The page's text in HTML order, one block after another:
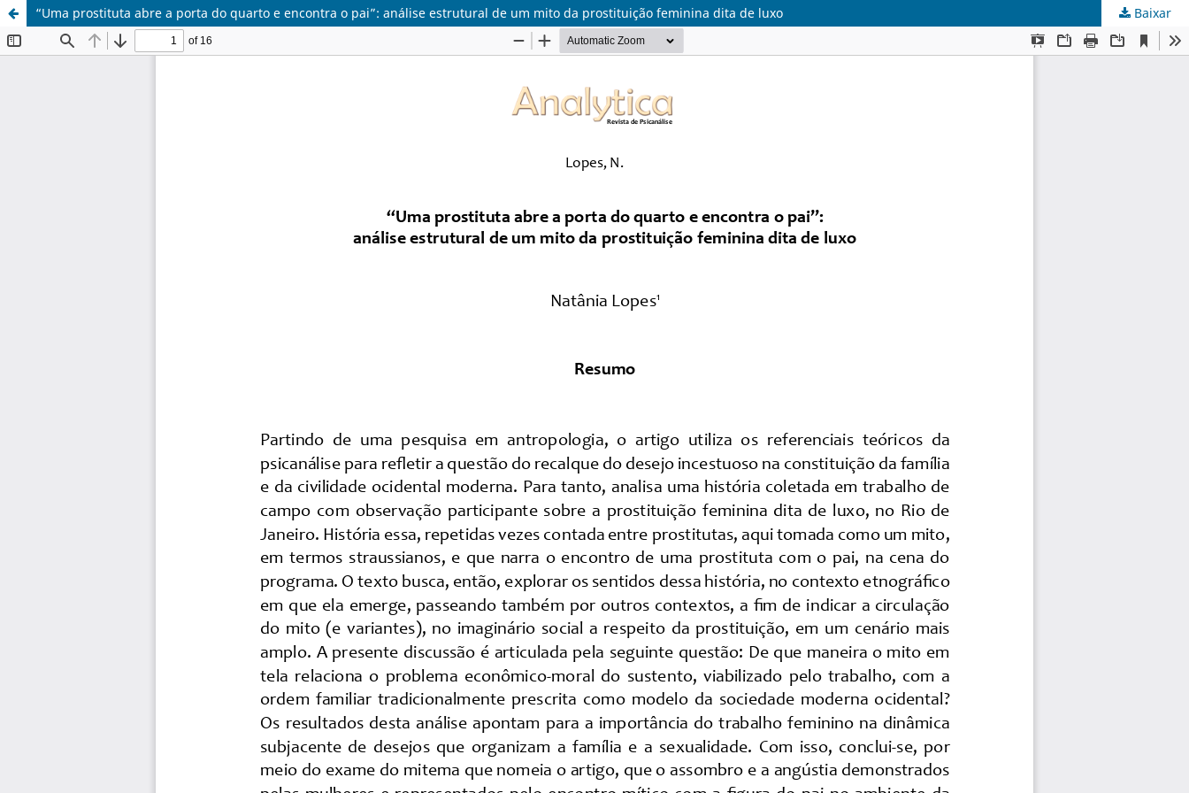
“Uma prostituta abre a porta do quarto e encontra o pai”: análise estrutural de um mito da prostituição feminina dita de luxo Baixar